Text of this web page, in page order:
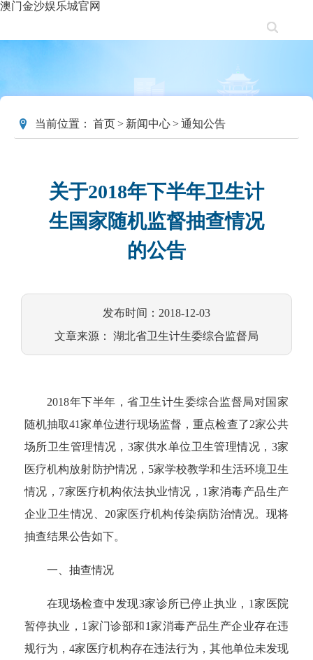
澳门金沙娱乐城官网
当前位置： 首页> 新闻中心>通知公告
关于2018年下半年卫生计
生国家随机监督抽查情况
的公告
发布时间：2018-12-03
文章来源： 湖北省卫生计生委综合监督局
2018年下半年，省卫生计生委综合监督局对国家
随机抽取41家单位进行现场监督，重点检查了2家公共
场所卫生管理情况，3家供水单位卫生管理情况，3家
医疗机构放射防护情况，5家学校教学和生活环境卫生
情况，7家医疗机构依法执业情况，1家消毒产品生产
企业卫生情况、20家医疗机构传染病防治情况。现将
抽查结果公告如下。
一、抽查情况
在现场检查中发现3家诊所已停止执业，1家医院
暂停执业，1家门诊部和1家消毒产品生产企业存在违
规行为，4家医疗机构存在违法行为，其他单位未发现